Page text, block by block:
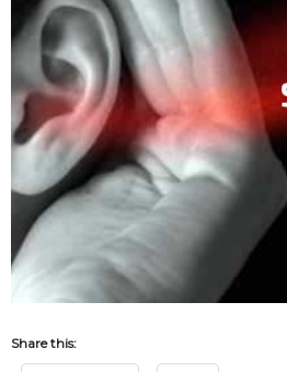
Share this: